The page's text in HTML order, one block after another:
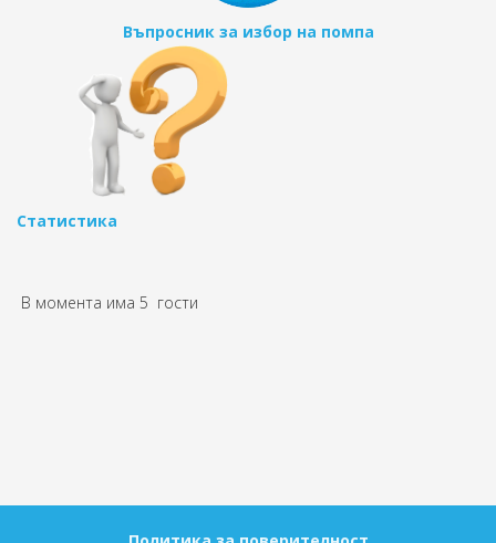
Въпросник за избор на помпа
Статистика
В момента има 5 гости